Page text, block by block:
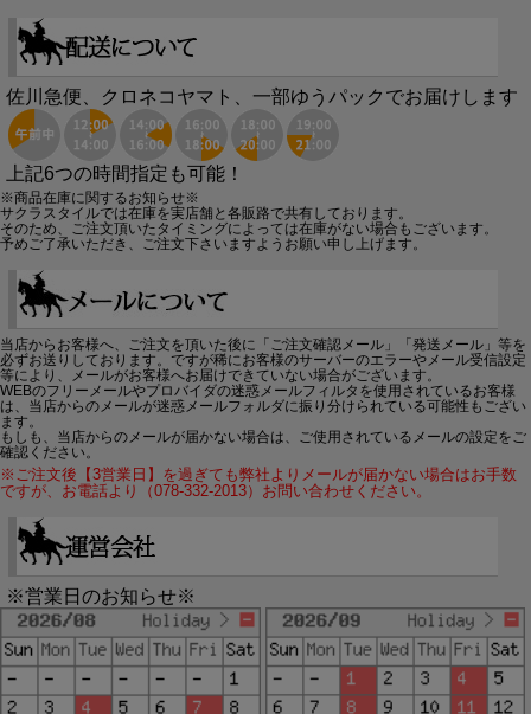
佐川急便、クロネコヤマト、一部ゆうパックでお届けします
上記6つの時間指定も可能！
※商品在庫に関するお知らせ※
サクラスタイルでは在庫を実店舗と各販路で共有しております。
そのため、ご注文頂いたタイミングによっては在庫がない場合もございます。
予めご了承いただき、ご注文下さいますようお願い申し上げます。
当店からお客様へ、ご注文を頂いた後に「ご注文確認メール」「発送メール」等を
必ずお送りしております。ですが稀にお客様のサーバーのエラーやメール受信設定
等により、メールがお客様へお届けできていない場合がございます。
WEBのフリーメールやプロバイダの迷惑メールフィルタを使用されているお客様
は、当店からのメールが迷惑メールフォルダに振り分けられている可能性もござい
ます。
もしも、当店からのメールが届かない場合は、ご使用されているメールの設定をご
確認ください。
※ご注文後【3営業日】を過ぎても弊社よりメールが届かない場合はお手数
ですが、お電話より（078-332-2013）お問い合わせください。
※営業日のお知らせ※